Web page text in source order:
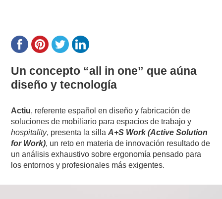
Un concepto “all in one” que aúna
diseño y tecnología
Actiu, referente español en diseño y fabricación de
soluciones de mobiliario para espacios de trabajo y
hospitality, presenta la sillaA+S Work (Active Solution
for Work), un reto en materia de innovación resultado de
un análisis exhaustivo sobre ergonomía pensado para
los entornos y profesionales más exigentes.